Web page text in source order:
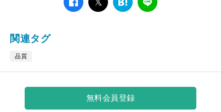
facebook
twitterは
ー
ク
LINE
関連タグ
品質
無料会員登録